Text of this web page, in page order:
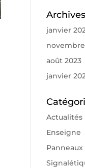
Archives
janvier
août 2023
janvier
Actualités
Enseigne